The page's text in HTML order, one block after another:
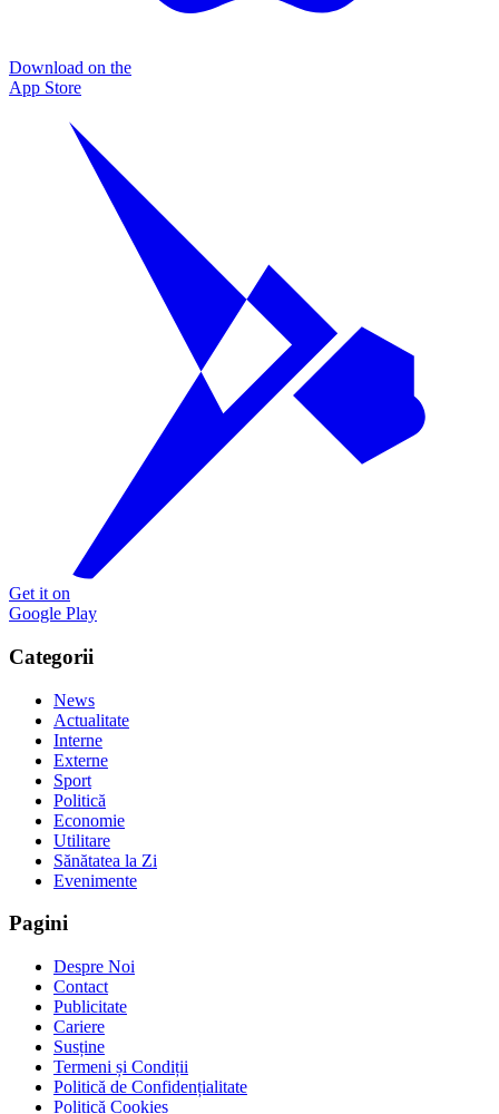
Download on the
App Store
Get it on
Google Play
Categorii
News
Actualitate
Interne
Externe
Sport
Politică
Economie
Utilitare
Sănătatea la Zi
Evenimente
Pagini
Despre Noi
Contact
Publicitate
Cariere
Susține
Termeni și Condiții
Politică de Confidențialitate
Politică Cookies